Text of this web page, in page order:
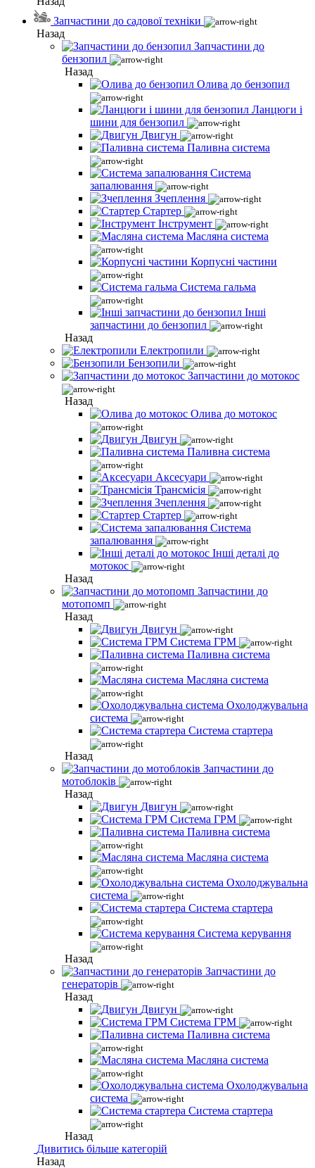
Запчастини до садової техніки
Назад
Запчастини до
бензопил
Назад
Олива до бензопил
Ланцюги і
шини для бензопил
Двигун
Паливна система
Система
запалювання
Зчеплення
Стартер
Інструмент
Масляна система
Корпусні частини
Система гальма
Інші
запчастини до бензопил
Назад
Електропили
Бензопили
Запчастини до мотокос
Назад
Олива до мотокос
Двигун
Паливна система
Аксесуари
Трансмісія
Зчеплення
Стартер
Система
запалювання
Інші деталі до
мотокос
Назад
Запчастини до
мотопомп
Назад
Двигун
Система ГРМ
Паливна система
Масляна система
Охолоджувальна
система
Система стартера
Назад
Запчастини до
мотоблоків
Назад
Двигун
Система ГРМ
Паливна система
Масляна система
Охолоджувальна
система
Система стартера
Система керування
Назад
Запчастини до
генераторів
Назад
Двигун
Система ГРМ
Паливна система
Масляна система
Охолоджувальна
система
Система стартера
Назад
Дивитись більше категорій
Назад